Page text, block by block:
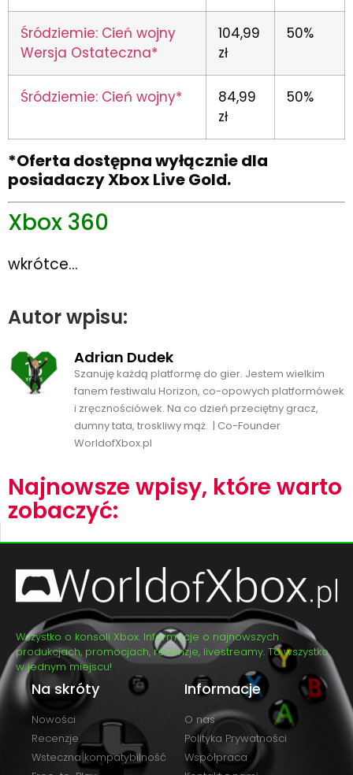
Śródziemie: Cień wojny
Wersja Ostateczna*
104,99
zł
50%
Śródziemie: Cień wojny*
84,99
zł
50%
*Oferta dostępna wyłącznie dla
posiadaczy Xbox Live Gold.
Xbox 360
wkrótce…
Autor wpisu:
Adrian Dudek
Szanuję każdą platformę do gier. Jestem wielkim
fanem festiwalu Horizon, co-opowych platformówek
i zręcznościówek. Na co dzień przeciętny gracz,
dumny tata, troskliwy mąż. | Co-Founder
WorldofXbox.pl
Najnowsze wpisy, które warto
zobaczyć:
Wszystko o konsoli Xbox. Informacje o najnowszych
produkcjach, promocjach, recenzje, livestreamy. To wszystko
w jednym miejscu!
Na skróty
Nowości
Recenzje
Wsteczna kompatybilność
Informacje
O nas
Polityka Prywatności
Współpraca